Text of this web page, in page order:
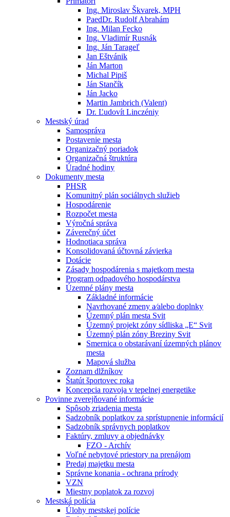
Ing. Miroslav Škvarek, MPH
PaedDr. Rudolf Abrahám
Ing. Milan Fecko
Ing. Vladimír Rusnák
Ing. Ján Tarageľ
Jan Eštvánik
Ján Marton
Michal Pipiš
Ján Stančík
Ján Jacko
Martin Jambrich (Valent)
Dr. Ľudovít Linczéniy
Mestský úrad
Samospráva
Postavenie mesta
Organizačný poriadok
Organizačná štruktúra
Úradné hodiny
Dokumenty mesta
PHSR
Komunitný plán sociálnych služieb
Hospodárenie
Rozpočet mesta
Výročná správa
Záverečný účet
Hodnotiaca správa
Konsolidovaná účtovná závierka
Dotácie
Zásady hospodárenia s majetkom mesta
Program odpadového hospodárstva
Územné plány mesta
Základné informácie
Navrhované zmeny a⁄alebo doplnky
Územný plán mesta Svit
Územný projekt zóny sídliska „E“ Svit
Územný plán zóny Breziny Svit
Smernica o obstarávaní územných plánov
mesta
Mapová služba
Zoznam dlžníkov
Štatút športovec roka
Koncepcia rozvoja v tepelnej energetike
Povinne zverejňované informácie
Spôsob zriadenia mesta
Sadzobník poplatkov za sprístupnenie informácií
Sadzobník správnych poplatkov
Faktúry, zmluvy a objednávky
FZO - Archív
Voľné nebytové priestory na prenájom
Predaj majetku mesta
Správne konania - ochrana prírody
VZN
Miestny poplatok za rozvoj
Mestská polícia
Úlohy mestskej polície